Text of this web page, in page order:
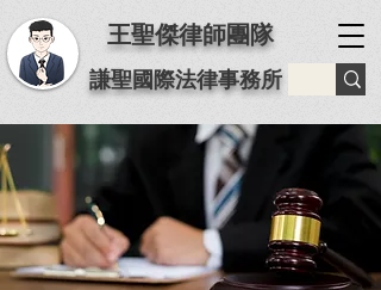
王聖傑律師團隊
謙聖國際法律事務所